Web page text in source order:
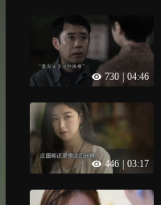
730 04:46
446 03:17